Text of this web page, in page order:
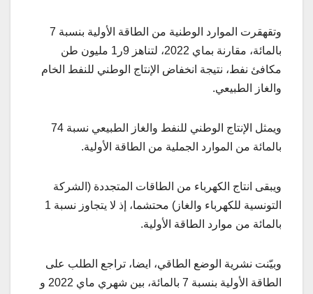
وتقهقرت الموارد الوطنية من الطاقة الأولية بنسبة 7
بالمائة، مقارنة بماي 2022، لتناهز 9ر1 مليون طن
مكافئ نفط، نتيجة انخفاض الإنتاج الوطني للنفط الخام
والغاز الطبيعي.
ويمثل الإنتاج الوطني للنفط والغاز الطبيعي نسبة 74
بالمائة من الموارد الجملية من الطاقة الأولية.
ويبقى انتاج الكهرباء من الطاقات المتجددة (الشركة
التونسية للكهرباء والغاز) محتشما، إذ لا يتجاوز نسبة 1
بالمائة من موارد الطاقة الأولية.
وبيّنت نشرية الوضع الطاقي، ايضا، تراجع الطلب على
الطاقة الأولية بنسبة 7 بالمائة، بين شهري ماي 2022 و